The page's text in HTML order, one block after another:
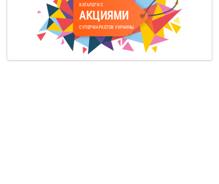
КАТАЛОГИ С
АКЦИЯМИ
СУПЕРМАРКЕТОВ УКРАИНЫ